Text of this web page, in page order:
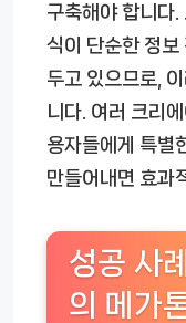
구축해야 합니다
식이 단순한 정보
두고 있으므로,
니다. 여러 크리
용자들에게 특별
만들어내면 효과
성공 사
의 메가